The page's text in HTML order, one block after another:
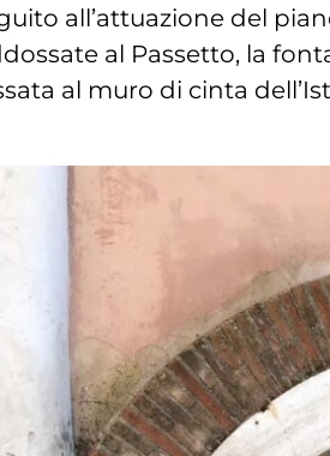
all’attuazione del
al Passetto, la
al muro di cinta